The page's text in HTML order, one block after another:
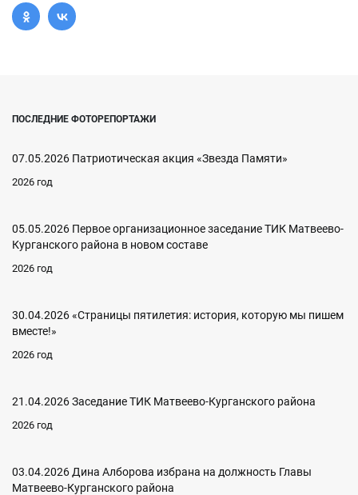
ПОСЛЕДНИЕ ФОТОРЕПОРТАЖИ
07.05.2026 Патриотическая акция «Звезда Памяти»
2026 год
05.05.2026 Первое организационное заседание ТИК Матвеево-
Курганского района в новом составе
2026 год
30.04.2026 «Страницы пятилетия: история, которую мы пишем
вместе!»
2026 год
21.04.2026 Заседание ТИК Матвеево-Курганского района
2026 год
03.04.2026 Дина Алборова избрана на должность Главы
Матвеево-Курганского района